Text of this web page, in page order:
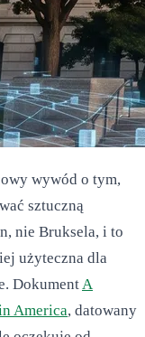
wywód o tym,
sztuczną
nie Bruksela, i to
użyteczna dla
DokumentA
America, datowany